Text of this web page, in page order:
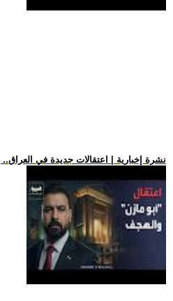
.. نشرة إخبارية | اعتقالات جديدة في